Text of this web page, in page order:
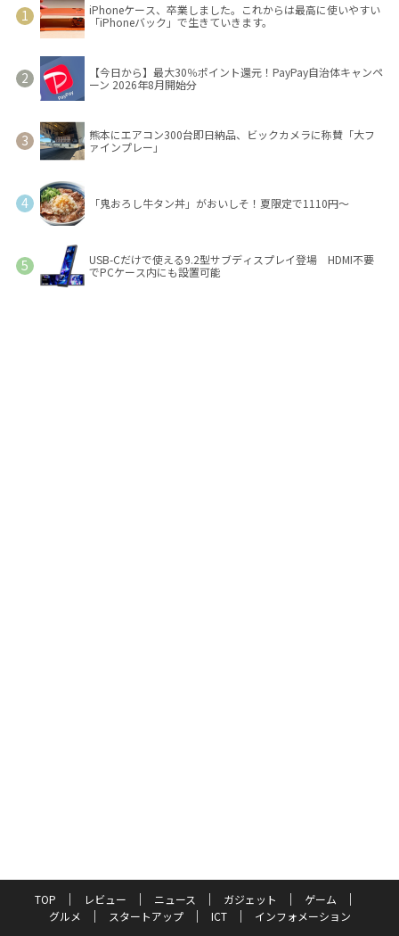
iPhoneケース、卒業しました。これからは最高に使いやすい
「iPhoneバック」で生きていきます。
【今日から】最大30％ポイント還元！PayPay自治体キャンペ
ーン 2026年8月開始分
熊本にエアコン300台即日納品、ビックカメラに称賛「大フ
ァインプレー」
「鬼おろし牛タン丼」がおいしそ！夏限定で1110円～
USB-Cだけで使える9.2型サブディスプレイ登場 HDMI不要
でPCケース内にも設置可能
TOP レビュー ニュース ガジェット
ゲーム
グルメ
スタートアップ ICT
インフォメーション